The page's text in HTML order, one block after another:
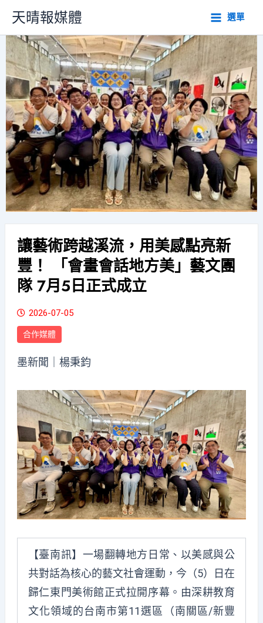
主
內
容
天晴報媒體 選單
讓藝術跨越溪流，用美感點亮新
豐！ 「會畫會話地方美」藝文團
隊 7月5日正式成立
2026-07-05
合作媒體
墨新聞 ｜楊秉鈞
【臺南訊】一場翻轉地方日常、以美感與公
共對話為核心的藝文社會運動，今（5）日在
歸仁東門美術館正式拉開序幕。由深耕教育
文化領域的台南市第11選區（南關區/新豐